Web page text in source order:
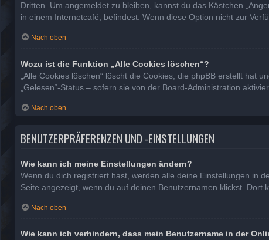
Dritten. Um angemeldet zu bleiben, kannst du das Kästchen
in einem Internetcafé, befindest. Wenn diese Option nicht zur
Nach oben
Wozu ist die Funktion „Alle Cookies löschen“?
„Alle Cookies löschen“ löscht die Cookies, die phpBB erstellt
„Gelesen“-Status – sofern sie von der Board-Administration
Nach oben
BENUTZERPRÄFERENZEN UND -EINSTELLUNGEN
Wie kann ich meine Einstellungen ändern?
Wenn du dich registriert hast, werden alle deine Einstellungen in
Seite angezeigt, wenn du auf deinen Benutzernamen klickst. Dort
Nach oben
Wie kann ich verhindern, dass mein Benutzername in der